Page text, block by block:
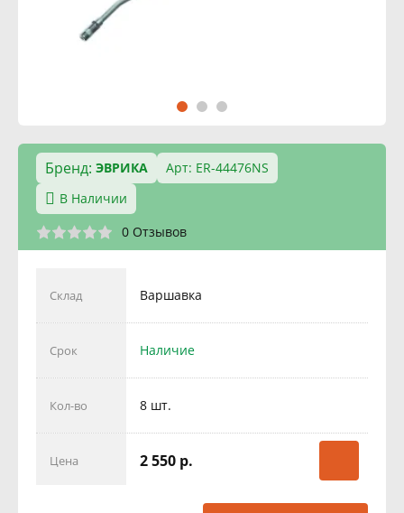
Бренд: ЭВРИКА
Арт: ER-44476NS
В Наличии
0 Отзывов
Склад Варшавка
Срок Наличие
Кол-во 8 шт.
Цена 2 550 р.